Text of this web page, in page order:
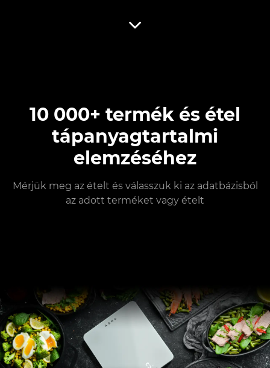
10 000+ termék és étel
tápanyagtartalmi
elemzéséhez
Mérjük meg az ételt és válasszuk ki az adatbázisból
az adott terméket vagy ételt